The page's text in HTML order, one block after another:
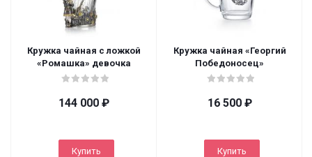
Кружка чайная с ложкой
«Ромашка» девочка
144 000 ₽
Купить
Кружка чайная «Георгий
Победоносец»
16 500₽
Купить